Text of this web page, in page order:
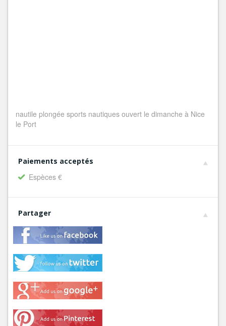
nautile plongée sports nautiques ouvert le dimanche à Nice
le Port
Paiements acceptés
Espèces €
Partager